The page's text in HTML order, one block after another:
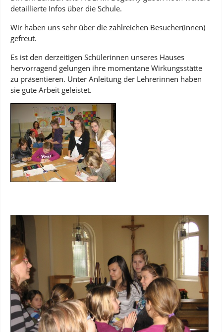
detaillierte Infos über die Schule.
Wir haben uns sehr über die zahlreichen Besucher(innen)
gefreut.
Es ist den derzeitigen Schülerinnen unseres Hauses
hervorragend gelungen ihre momentane Wirkungsstätte
zu präsentieren. Unter Anleitung der Lehrerinnen haben
sie gute Arbeit geleistet.